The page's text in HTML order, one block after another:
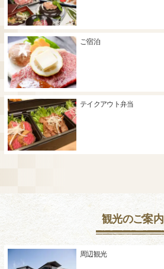
ご宿泊
テイクアウト弁当
観光のご案内
周辺観光